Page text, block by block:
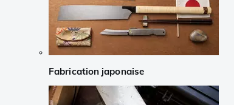
Fabrication japonaise